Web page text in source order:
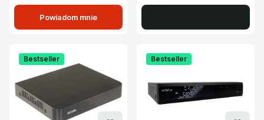
Powiadom mnie
Bestseller Bestseller